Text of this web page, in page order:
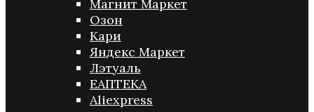
Магнит Маркет
Озон
Кари
Яндекс Маркет
Лэтуаль
ЕАПТЕКА
Aliexpress